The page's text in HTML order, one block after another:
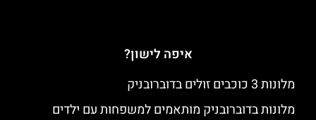
איפה לישון?
מלונות 3 כוכבים זולים בדוברובניק
מלונות בדוברובניק מותאמים למשפחות עם ילדים